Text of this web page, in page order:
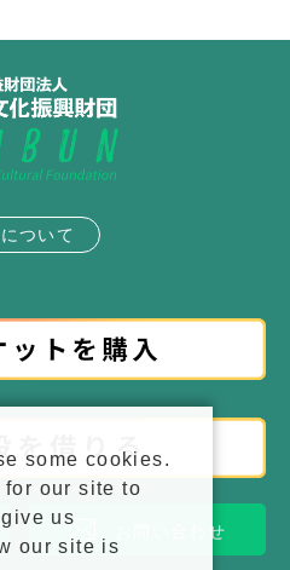
ついて
お問い合わせ
some cookies.
for our site to
us
our site is